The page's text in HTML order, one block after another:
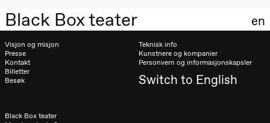
river
Store scene
(Black Box
Torsdag 26. november
19.00
Hausmania
Black Box teater en
Visjon og misjon
Presse
Kontakt
Billetter
Besøk
Teknisk info
Kunstnere og kompanier
Personvern og informasjonskapsler
Switch to English
Black Box teater